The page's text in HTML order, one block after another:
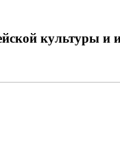
культуры и